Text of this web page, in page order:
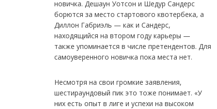
новичка. Дешаун Уотсон и Шедур Сандерс
борются за место стартового квотербека, а
Диллон Габриэль — как и Сандерс,
находящийся на втором году карьеры —
также упоминается в числе претендентов. Для
самоуверенного новичка пока места нет.
Несмотря на свои громкие заявления,
шестираундовый пик это тоже понимает. «У
них есть опыт в лиге и успехи на высоком